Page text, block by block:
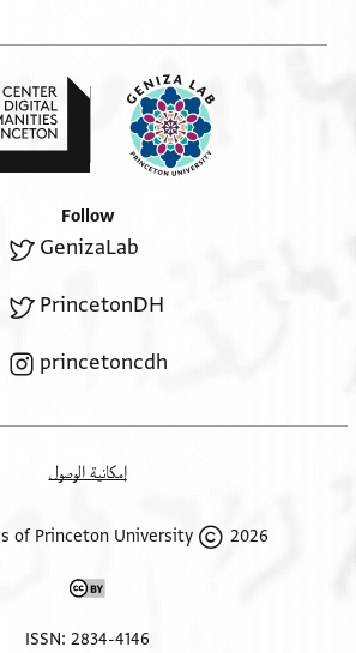
איש
אכתב מן אגל אלרזיה אלעטמי
ושלום לאדוני ולכלל חמודיו
בצל קורות[יו] ברצ[ון(?)
Follow
GenizaLab
PrincetonDH
princetoncdh
إمكانية الوصول
2026 The Trustees of Princeton University
ISSN: 2834-4146